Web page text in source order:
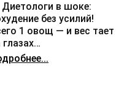
Диетологи в шоке:
без усилий!
1 овощ — и вес тает
глазах…